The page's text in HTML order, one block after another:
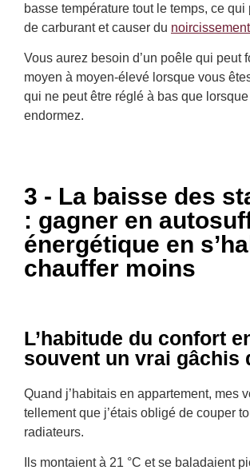
basse température tout le temps, ce
de carburant et causer du
Vous aurez besoin d’un poêle qui peut
moyen à moyen-élevé lorsque vous
qui ne peut être réglé à bas que
endormez.
3 - La baisse des
: gagner en
énergétique en
chauffer moins
L’habitude du confort
souvent un vrai gâchis
Quand j’habitais en appartement, mes
tellement que j’étais obligé de couper
radiateurs.
Ils montaient à 21 °C et se baladaient